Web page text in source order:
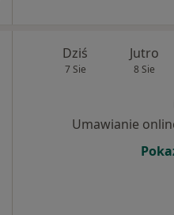
Dziś
7 Sie
Jutro
8 Sie
Umawianie